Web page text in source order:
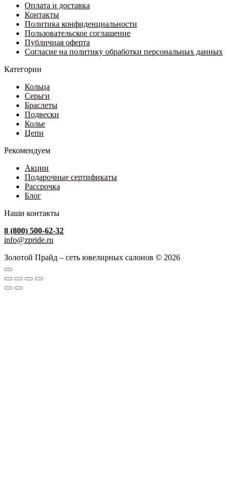
Оплата и доставка
Контакты
Политика конфиденциальности
Пользовательское соглашение
Публичная оферта
Согласие на политику обработки персональных данных
Категории
Кольца
Серьги
Браслеты
Подвески
Колье
Цепи
Рекомендуем
Акции
Подарочные сертификаты
Рассрочка
Блог
Наши контакты
8 (800) 500-62-32
info@zpride.ru
Золотой Прайд – сеть ювелирных салонов © 2026